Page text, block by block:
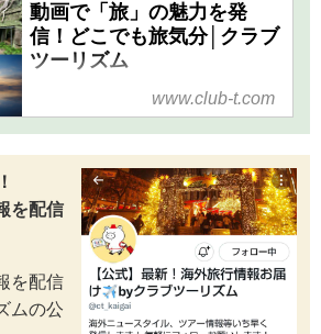
動画で「旅」の魅力を発
信！どこでも旅気分│クラブ
ツーリズム
クラブツーリズムの動画で
「旅」の魅力を発信！どこでも
仕事の休憩中など、隙間時間を
利用して「どこでも旅気分」を
味わっていただける動画をご用
意しました！海外観光地情報
や、旅のコンシェルジュがご案
内する旅深講座、人気観光地な
ど、旅のおすすめ情報や、旅行
www.club-t.com
を配信
を配信
ムの公